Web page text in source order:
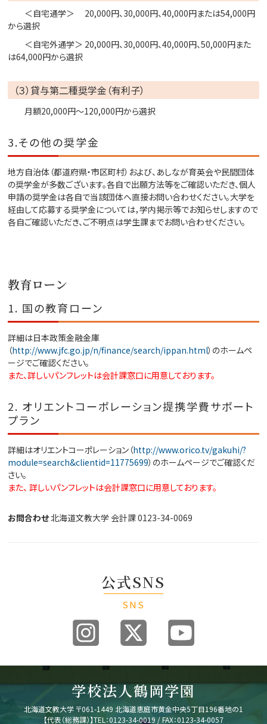
＜自宅通学＞ 20,000円、30,000円、40,000円または54,000円
から選択
＜自宅外通学＞ 20,000円、30,000円、40,000円、50,000円また
は64,000円から選択
（３）貸与第二種奨学金（有利子）
月額20,000円～120,000円から選択
3.その他の奨学金
地方自治体（都道府県・市区町村）および、あしなが育英会や民間団体
の奨学金が多数ございます。各自で出願方法等をご確認いただき、個人
申請の奨学金は各自で当該団体へ直接お問い合わせください。大学を
経由して応募する奨学金については，学内掲示等でお知らせしますので
各自ご確認いただき、ご不明点は学生課までお問い合わせください。
教育ローン
1. 国の教育ローン
詳細は日本政策金融金庫
（http://www.jfc.go.jp/n/finance/search/ippan.html）のホームペ
ージでご確認ください。
また、詳しいパンフレットは会計課窓口に用意しております。
2. オリエントコーポレーション提携学費サポート
プラン
詳細はオリエントコーポレーション（http://www.orico.tv/gakuhi/?
module=search&clientid=11775699）のホームページでご確認くだ
さい。
また、 詳しいパンフレットは会計課窓口に用意しております。
お問合わせ北海道文教大学 会計課 0123-34-0069
公式SNS
SNS
学校法人鶴岡学園
北海道文教大学 〒061-1449 北海道恵庭市黄金中央5丁目196番地の1
【代表（総務課）】TEL：0123-34-0019 / FAX：0123-34-0057